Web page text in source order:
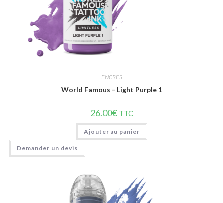
ENCRES
World Famous – Light Purple 1
26.00€ TTC
Ajouter au panier
Demander un devis